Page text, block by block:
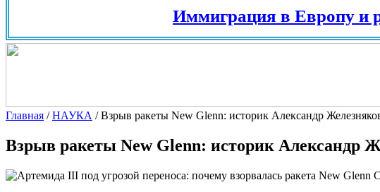
Иммиграция в Европу и
Главная /НАУКА /Взрыв ракеты New Glenn: историк Александр
Взрыв ракеты New Glenn: историк Александр